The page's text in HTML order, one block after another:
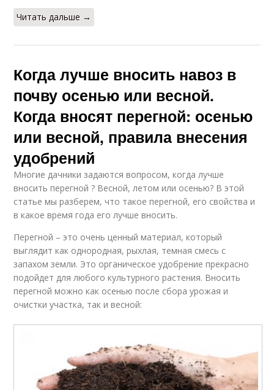
Читать дальше →
Когда лучше вносить навоз в
почву осенью или весной.
Когда вносят перегной: осенью
или весной, правила внесения
удобрений
Многие дачники задаются вопросом, когда лучше
вносить перегной ? Весной, летом или осенью? В этой
статье мы разберем, что такое перегной, его свойства и
в какое время года его лучше вносить.
Перегной – это очень ценный материал, который
выглядит как однородная, рыхлая, темная смесь с
запахом земли. Это органическое удобрение прекрасно
подойдет для любого культурного растения. Вносить
перегной можно как осенью после сбора урожая и
очистки участка, так и весной: